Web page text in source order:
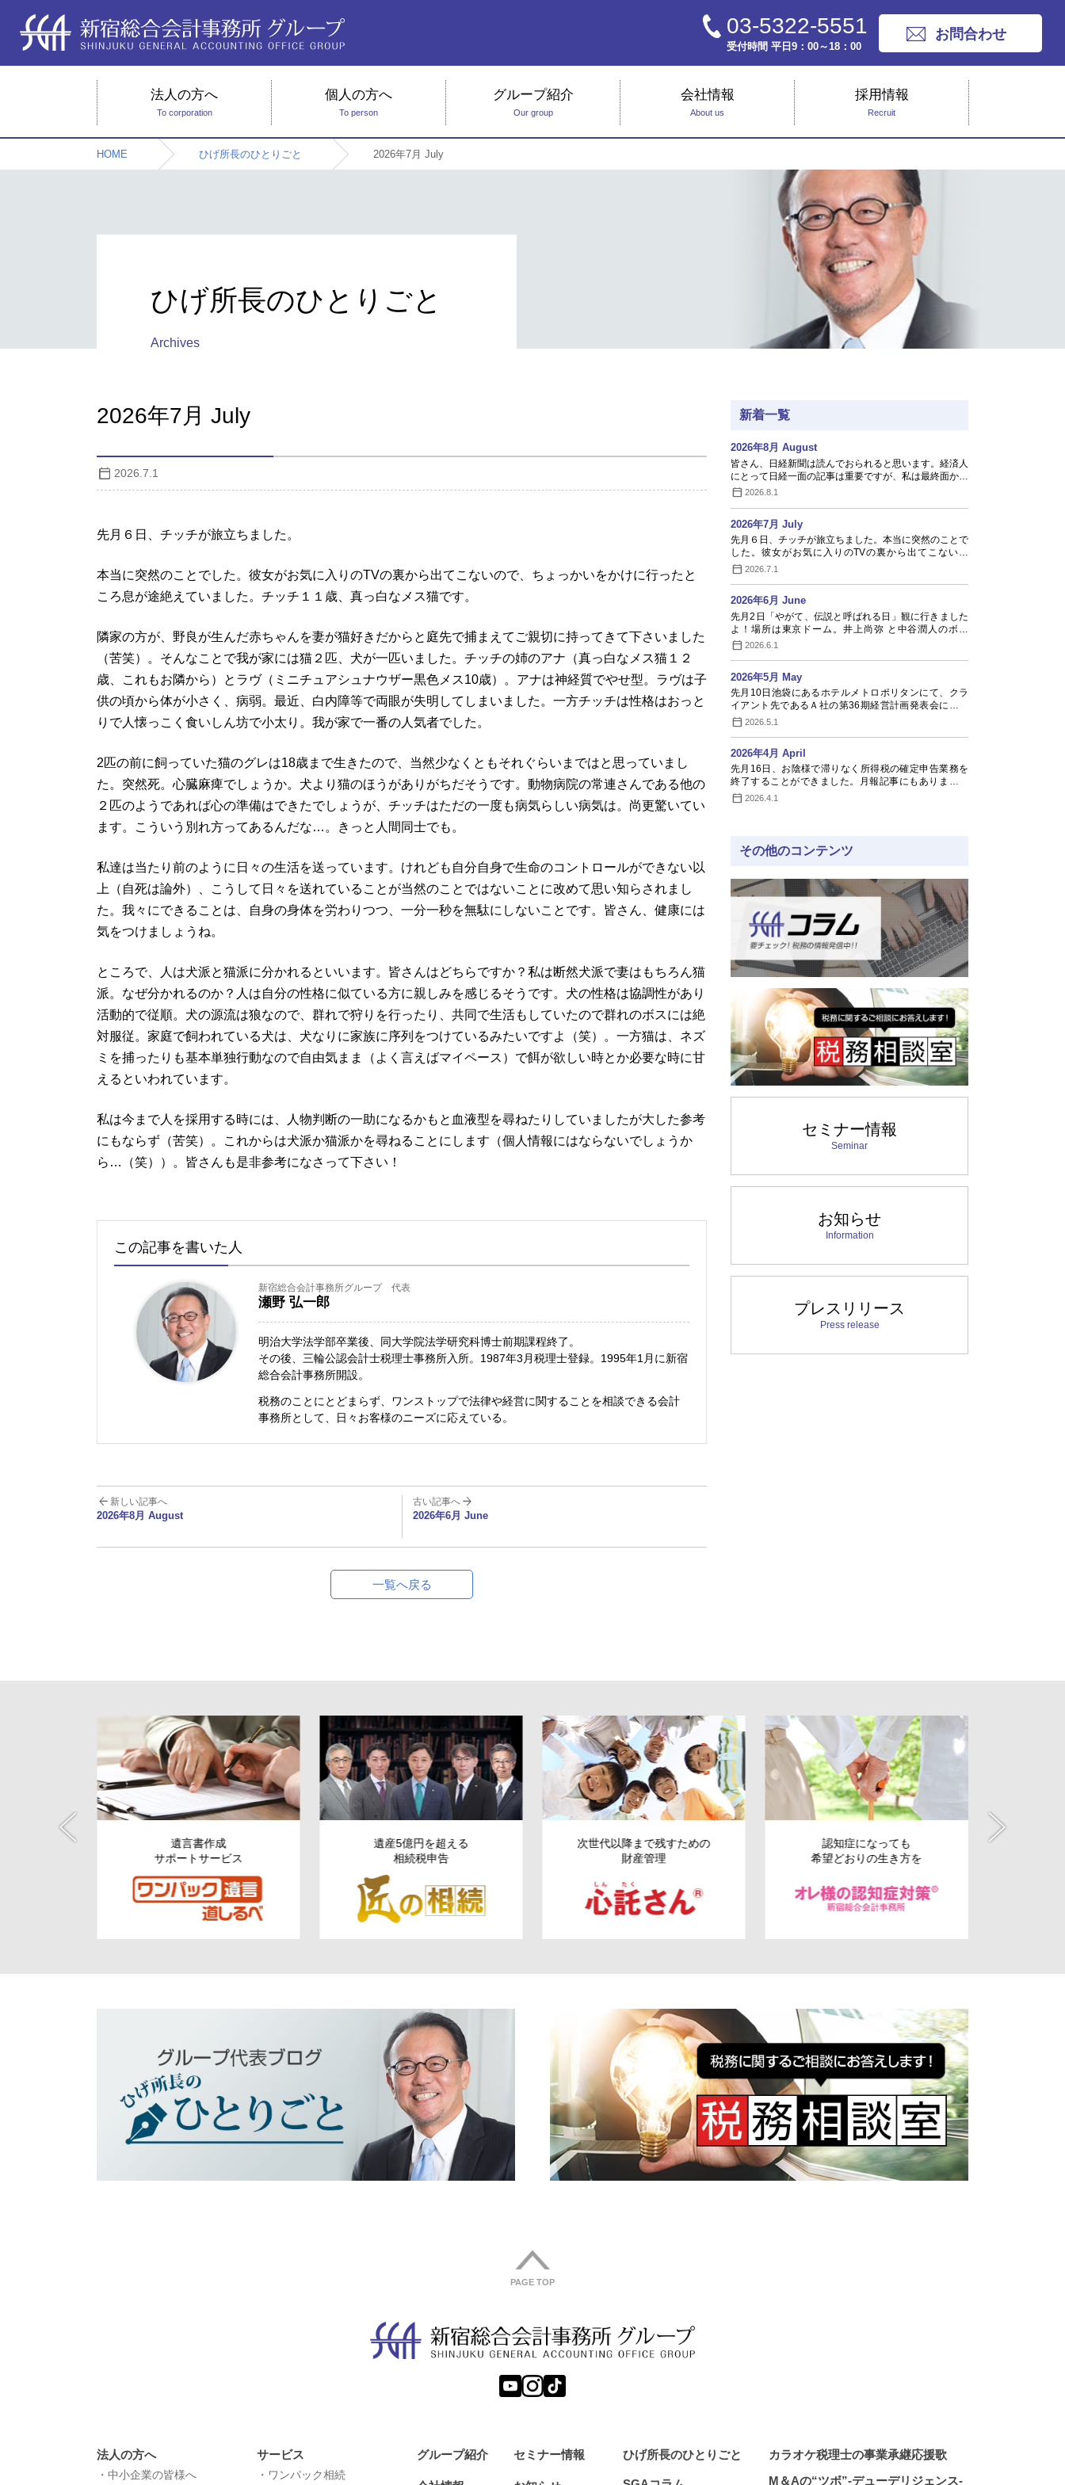
03-5322-5551
受付時間 平日9：00～18：00
お問合わせ
法人の方へ
To corporation
個人の方へ
To person
グループ紹介
Our group
会社情報
About us
採用情報
Recruit
HOME ひげ所長のひとりごと 2026年7月 July
ひげ所長のひとりごと
Archives
2026年7月 July
2026.7.1
先月６日、チッチが旅立ちました。
本当に突然のことでした。彼女がお気に入りのTVの裏から出てこないので、ちょっかいをかけに行ったと
ころ息が途絶えていました。チッチ１１歳、真っ白なメス猫です。
隣家の方が、野良が生んだ赤ちゃんを妻が猫好きだからと庭先で捕まえてご親切に持ってきて下さいました
（苦笑）。そんなことで我が家には猫２匹、犬が一匹いました。チッチの姉のアナ（真っ白なメス猫１２
歳、これもお隣から）とラヴ（ミニチュアシュナウザー黒色メス10歳）。アナは神経質でやせ型。ラヴは子
供の頃から体が小さく、病弱。最近、白内障等で両眼が失明してしまいました。一方チッチは性格はおっと
りで人懐っこく食いしん坊で小太り。我が家で一番の人気者でした。
2匹の前に飼っていた猫のグレは18歳まで生きたので、当然少なくともそれぐらいまではと思っていまし
た。突然死。心臓麻痺でしょうか。犬より猫のほうがありがちだそうです。動物病院の常連さんである他の
２匹のようであれば心の準備はできたでしょうが、チッチはただの一度も病気らしい病気は。尚更驚いてい
ます。こういう別れ方ってあるんだな…。きっと人間同士でも。
私達は当たり前のように日々の生活を送っています。けれども自分自身で生命のコントロールができない以
上（自死は論外）、こうして日々を送れていることが当然のことではないことに改めて思い知らされまし
た。我々にできることは、自身の身体を労わりつつ、一分一秒を無駄にしないことです。皆さん、健康には
気をつけましょうね。
ところで、人は犬派と猫派に分かれるといいます。皆さんはどちらですか？私は断然犬派で妻はもちろん猫
派。なぜ分かれるのか？人は自分の性格に似ている方に親しみを感じるそうです。犬の性格は協調性があり
活動的で従順。犬の源流は狼なので、群れで狩りを行ったり、共同で生活もしていたので群れのボスには絶
対服従。家庭で飼われている犬は、犬なりに家族に序列をつけているみたいですよ（笑）。一方猫は、ネズ
ミを捕ったりも基本単独行動なので自由気まま（よく言えばマイペース）で餌が欲しい時とか必要な時に甘
えるといわれています。
私は今まで人を採用する時には、人物判断の一助になるかもと血液型を尋ねたりしていましたが大した参考
にもならず（苦笑）。これからは犬派か猫派かを尋ねることにします（個人情報にはならないでしょうか
ら…（笑））。皆さんも是非参考になさって下さい！
この記事を書いた人
新宿総合会計事務所グループ 代表
瀬野 弘一郎
明治大学法学部卒業後、同大学院法学研究科博士前期課程終了。
その後、三輪公認会計士税理士事務所入所。1987年3月税理士登録。1995年1月に新宿
総合会計事務所開設。
税務のことにとどまらず、ワンストップで法律や経営に関することを相談できる会計
事務所として、日々お客様のニーズに応えている。
新しい記事へ
2026年8月 August
古い記事へ
2026年6月 June
一覧へ戻る
新着一覧
2026年8月 August
皆さん、日経新聞は読んでおられると思います。経済人
にとって日経一面の記事は重要ですが、私は最終面か…
2026.8.1
2026年7月 July
先月６日、チッチが旅立ちました。本当に突然のことで
した。彼女がお気に入りのTVの裏から出てこないの
で…2026.7.1
2026年6月 June
先月2日「やがて、伝説と呼ばれる日」観に行きました
よ！場所は東京ドーム。井上尚弥 と中谷潤人のボク
シ…2026.6.1
2026年5月 May
先月10日池袋にあるホテルメトロポリタンにて、クラ
イアント先であるＡ社の第36期経営計画発表会に出席
い…2026.5.1
2026年4月 April
先月16日、お陰様で滞りなく所得税の確定申告業務を
終了することができました。月報記事にもありますよ
う…2026.4.1
その他のコンテンツ
セミナー情報
Seminar
お知らせ
Information
プレスリリース
Press release
遺言書作成
サポートサービス
遺産5億円を超える
相続税申告
次世代以降まで残すための
財産管理
認知症になっても
希望どおりの生き方を
PAGE TOP
法人の方へ
中小企業の皆様へ
サービス
ワンパック相続
グループ紹介 セミナー情報 ひげ所長のひとりごと カラオケ税理士の事業承継応援歌
M＆Aの“ツボ”-デューデリジェンス-